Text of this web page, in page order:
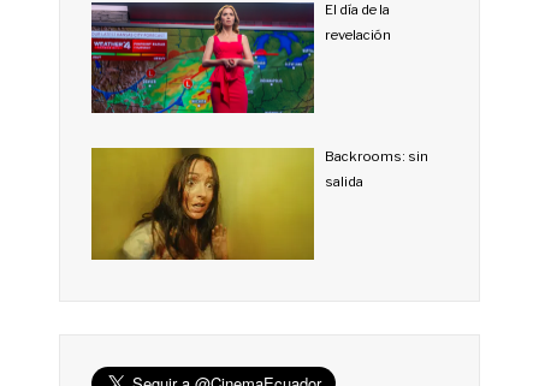
El día de la
revelación
Backrooms: sin
salida